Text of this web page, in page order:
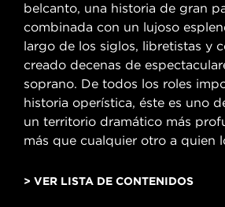
belcanto, una historia de gran
combinada con un lujoso
largo de los siglos, libretistas y
creado decenas de
soprano. De todos los roles
historia operística, éste es uno
un territorio dramático más
más que cualquier otro a quien
> VER LISTA DE CONTENIDOS